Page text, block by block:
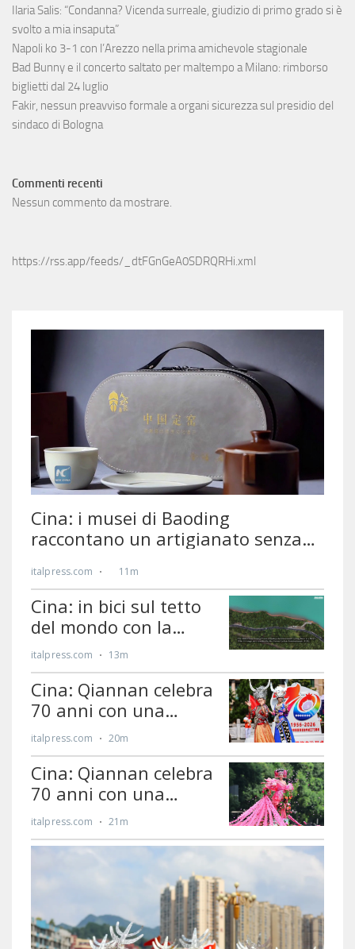
Ilaria Salis: “Condanna? Vicenda surreale, giudizio di primo grado si è
svolto a mia insaputa”
Napoli ko 3-1 con l’Arezzo nella prima amichevole stagionale
Bad Bunny e il concerto saltato per maltempo a Milano: rimborso
biglietti dal 24 luglio
Fakir, nessun preavviso formale a organi sicurezza sul presidio del
sindaco di Bologna
Commenti recenti
Nessun commento da mostrare.
https://rss.app/feeds/_dtFGnGeA0SDRQRHi.xml